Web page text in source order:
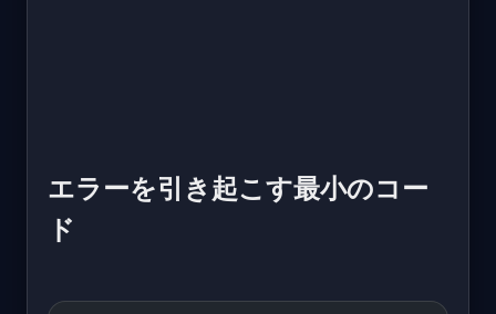
エラーを引き起こす最小のコー
ド